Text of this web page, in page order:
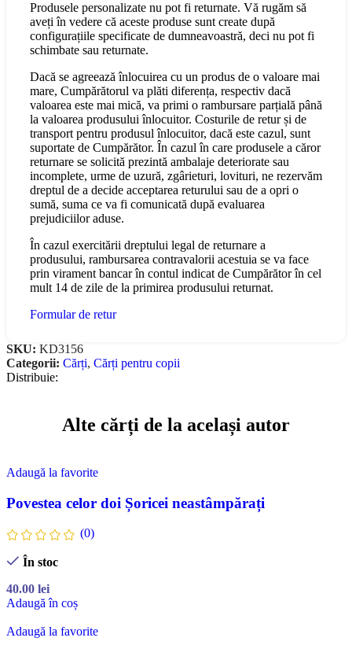
Produsele personalizate nu pot fi returnate. Vă rugăm să
aveți în vedere că aceste produse sunt create după
configurațiile specificate de dumneavoastră, deci nu pot fi
schimbate sau returnate.
Dacă se agreează înlocuirea cu un produs de o valoare mai
mare, Cumpărătorul va plăti diferența, respectiv dacă
valoarea este mai mică, va primi o rambursare parțială până
la valoarea produsului înlocuitor. Costurile de retur și de
transport pentru produsul înlocuitor, dacă este cazul, sunt
suportate de Cumpărător. În cazul în care produsele a căror
returnare se solicită prezintă ambalaje deteriorate sau
incomplete, urme de uzură, zgârieturi, lovituri, ne rezervăm
dreptul de a decide acceptarea returului sau de a opri o
sumă, suma ce va fi comunicată după evaluarea
prejudiciilor aduse.
În cazul exercitării dreptului legal de returnare a
produsului, rambursarea contravalorii acestuia se va face
prin virament bancar în contul indicat de Cumpărător în cel
mult 14 de zile de la primirea produsului returnat.
Formular de retur
SKU: KD3156
Categorii: Cărți, Cărți pentru copii
Distribuie:
Alte cărți de la același autor
Adaugă la favorite
Povestea celor doi Șoricei neastâmpărați
(0)
În stoc
40.00 lei
Adaugă în coș
Adaugă la favorite